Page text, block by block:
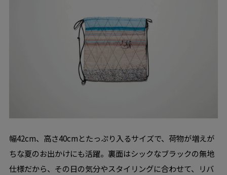
幅42cm、高さ40cmとたっぷり入るサイズで、荷物が増えが
ちな夏のお出かけにも活躍。裏面はシックなブラックの無地
仕様だから、その日の気分やスタイリングに合わせて、リバ